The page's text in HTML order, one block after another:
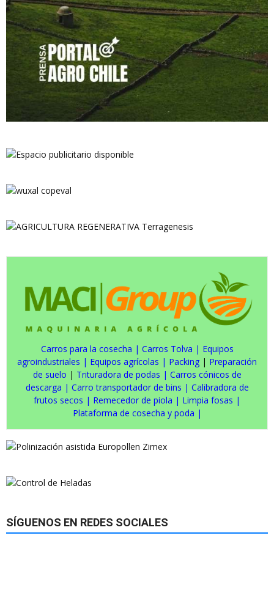
Carros para la cosecha | Carros Tolva | Equipos
agroindustriales | Equipos agrícolas | Packing | Preparación
de suelo | Trituradora de podas | Carros cónicos de
descarga | Carro transportador de bins | Calibradora de
frutos secos | Remecedor de piola | Limpia fosas |
Plataforma de cosecha y poda |
SÍGUENOS EN REDES SOCIALES